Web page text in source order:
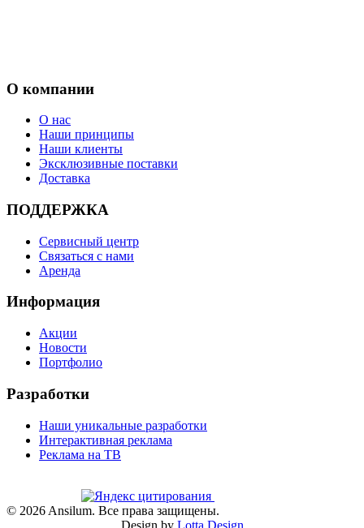
О компании
О нас
Наши принципы
Наши клиенты
Эксклюзивные поставки
Доставка
ПОДДЕРЖКА
Сервисный центр
Связаться с нами
Аренда
Информация
Акции
Новости
Портфолио
Разработки
Наши уникальные разработки
Интерактивная реклама
Реклама на ТВ
© 2026 Ansilum. Все права защищены.
Design by Lotta Design